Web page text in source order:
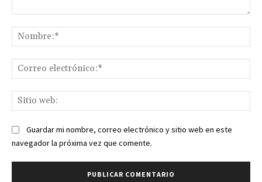
Guardar mi nombre, correo electrónico y sitio web en este
navegador la próxima vez que comente.